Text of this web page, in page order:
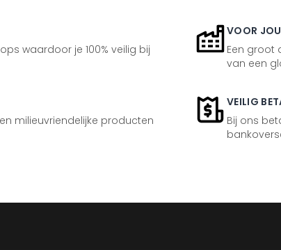
waardoor je 100% veilig bij
VOOR
Een groot
van een
milieuvriendelijke producten
VEILIG
Bij ons